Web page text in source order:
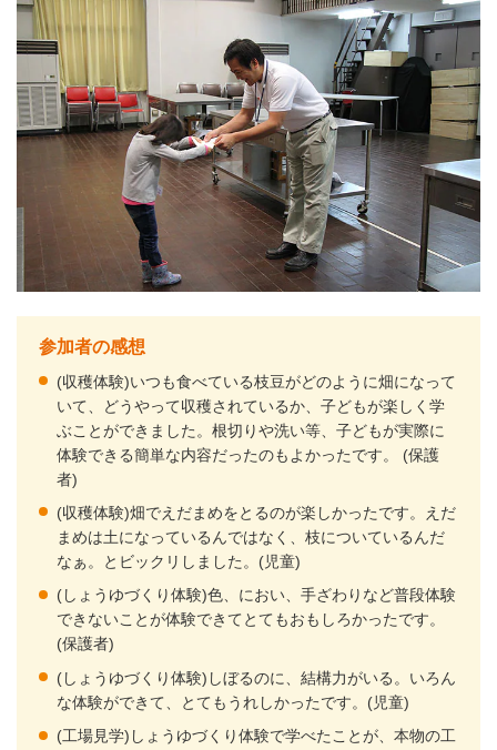
参加者の感想
(収穫体験)いつも食べている枝豆がどのように畑になって
いて、どうやって収穫されているか、子どもが楽しく学
ぶことができました。根切りや洗い等、子どもが実際に
体験できる簡単な内容だったのもよかったです。 (保護
者)
(収穫体験)畑でえだまめをとるのが楽しかったです。えだ
まめは土になっているんではなく、枝についているんだ
なぁ。とビックリしました。(児童)
(しょうゆづくり体験)色、におい、手ざわりなど普段体験
できないことが体験できてとてもおもしろかったです。
(保護者)
(しょうゆづくり体験)しぼるのに、結構力がいる。いろん
な体験ができて、とてもうれしかったです。(児童)
(工場見学)しょうゆづくり体験で学べたことが、本物の工